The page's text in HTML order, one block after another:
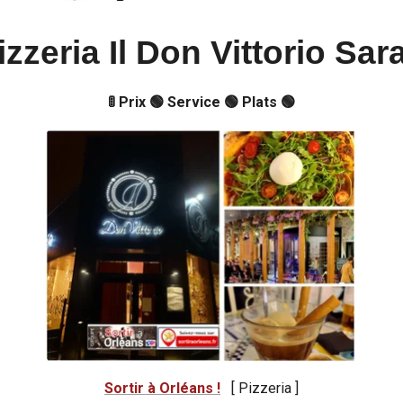
Il Don Vittorio
🚦 Prix 🟢 Service 🟢 Plats 🟢
Sortir à Orléans ! [ Pizzeria ]